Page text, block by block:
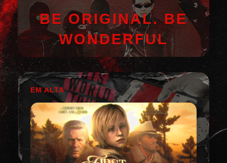
BE ORIGINAL. BE
WONDERFUL
EM ALTA